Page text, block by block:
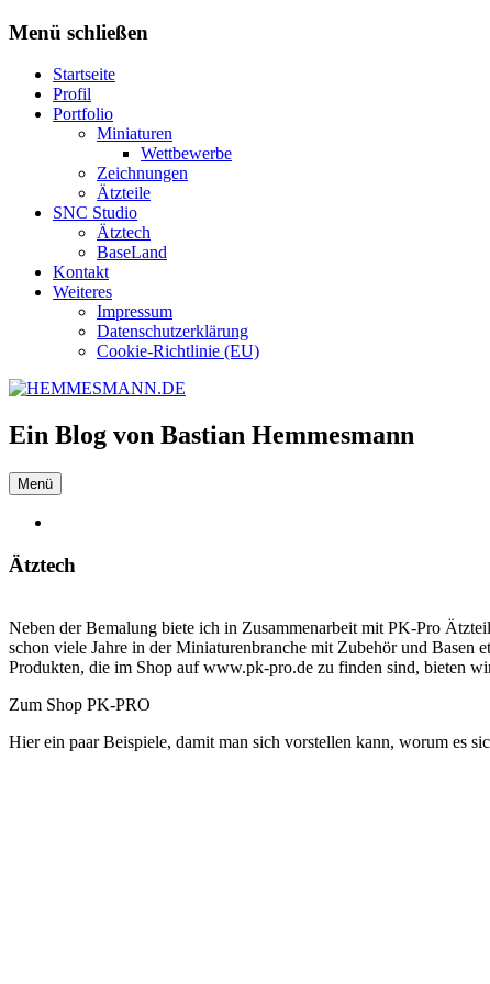
Zum
springen
Menü schließen
Startseite
Profil
Portfolio
Miniaturen
Wettbewerbe
Zeichnungen
Ätzteile
SNC Studio
Ätztech
BaseLand
Kontakt
Weiteres
Impressum
Datenschutzerklärung
Cookie-Richtlinie (EU)
Ein Blog von Bastian Hemmesmann
Menü
Ätztech
Neben der Bemalung biete ich in Zusammenarbeit mit PK-Pro
schon viele Jahre in der Miniaturenbranche mit Zubehör und
Produkten, die im Shop auf www.pk-pro.de zu finden sind, bieten
Zum Shop PK-PRO
Hier ein paar Beispiele, damit man sich vorstellen kann, worum es